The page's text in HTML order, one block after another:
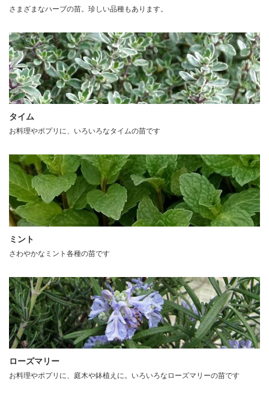
さまざまなハーブの苗。珍しい品種もあります。
タイム
お料理やポプリに、いろいろなタイムの苗です
ミント
さわやかなミント各種の苗です
ローズマリー
お料理やポプリに、庭木や鉢植えに。いろいろなローズマリーの苗です